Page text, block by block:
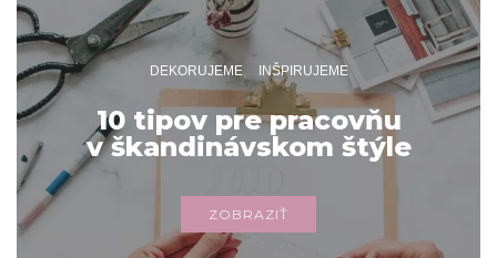
DEKORUJEME INŠPIRUJEME
10 tipov pre pracovňu
v škandinávskom štýle
ZOBRAZIŤ